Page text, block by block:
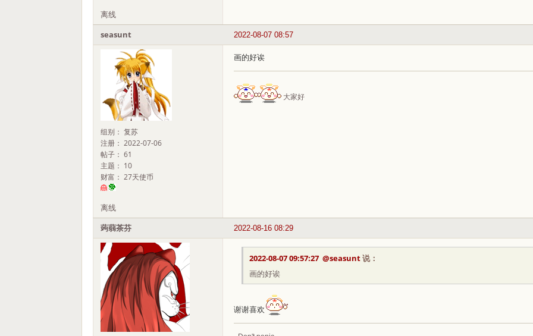
离线
2022-08-07 08:57
seasunt
组别： 复苏
注册： 2022-07-06
帖子： 61
主题： 10
财富： 27天使币
画的好诶
大家好
离线
2022-08-16 08:29
蒟蒻茶芬
2022-08-07 09:57:27 @seasunt说：
画的好诶
谢谢喜欢